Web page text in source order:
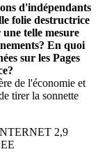
d'indépendants
folie destructrice
telle mesure
En quoi
sur les Pages
de l'économie et
tirer la sonnette
2,9